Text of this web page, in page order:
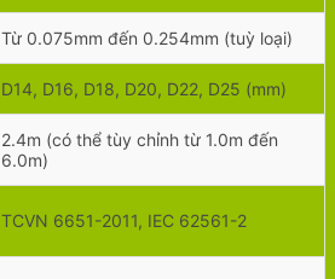
Từ 0.075mm đến 0.254mm (tuỳ loại)
D14, D16, D18, D20, D22, D25 (mm)
2.4m (có thể tùy chỉnh từ 1.0m đến
6.0m)
TCVN 6651-2011, IEC 62561-2